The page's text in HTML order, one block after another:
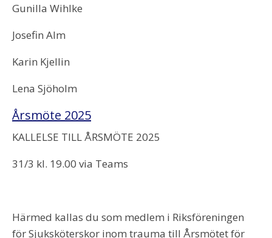
Gunilla Wihlke
Josefin Alm
Karin Kjellin
Lena Sjöholm
Årsmöte 2025
KALLELSE TILL ÅRSMÖTE 2025
31/3 kl. 19.00 via Teams
Härmed kallas du som medlem i Riksföreningen
för Sjuksköterskor inom trauma till Årsmötet för